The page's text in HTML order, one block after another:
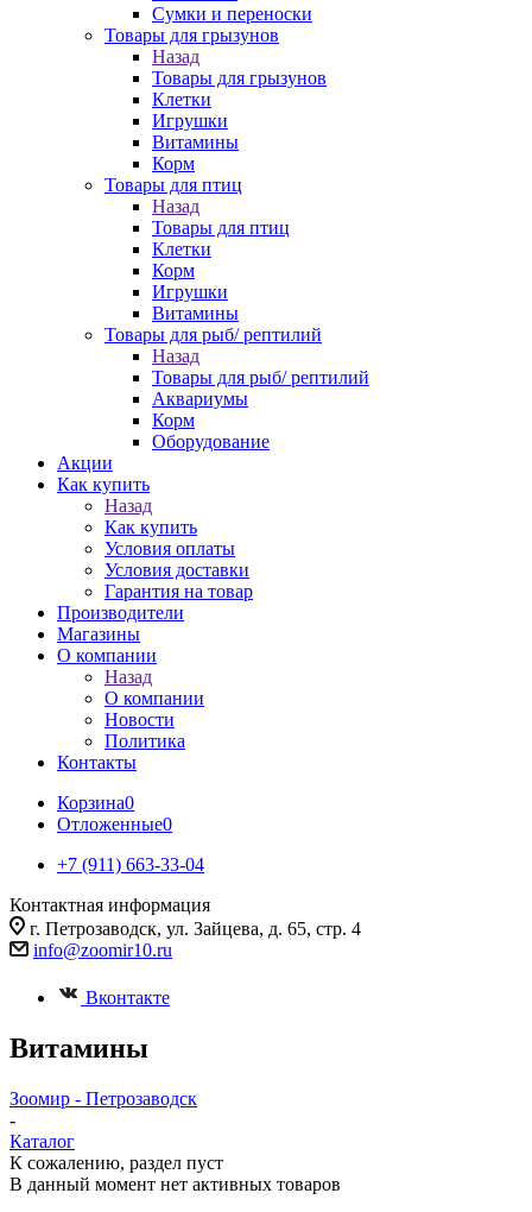
Сумки и переноски
Товары для грызунов
Назад
Товары для грызунов
Клетки
Игрушки
Витамины
Корм
Товары для птиц
Назад
Товары для птиц
Клетки
Корм
Игрушки
Витамины
Товары для рыб/ рептилий
Назад
Товары для рыб/ рептилий
Аквариумы
Корм
Оборудование
Акции
Как купить
Назад
Как купить
Условия оплаты
Условия доставки
Гарантия на товар
Производители
Магазины
О компании
Назад
О компании
Новости
Политика
Контакты
Корзина0
Отложенные0
+7 (911) 663-33-04
Контактная информация
г. Петрозаводск, ул. Зайцева, д. 65, стр. 4
info@zoomir10.ru
Вконтакте
Витамины
Зоомир - Петрозаводск
-
Каталог
К сожалению, раздел пуст
В данный момент нет активных товаров